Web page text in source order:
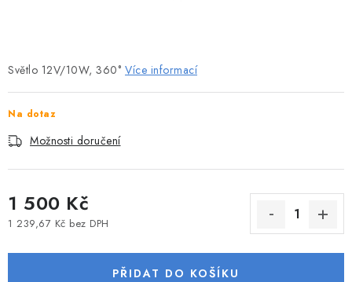
PLASTOVÉ LODĚ A ČLUNY
ŠLAPADLA
KATAMARÁNY - PONTON BOAT
Světlo 12V/10W, 360° Více informací
Na dotaz
Možnosti doručení
1 500 Kč
1 239,67 Kč bez DPH
PŘIDAT DO KOŠÍKU